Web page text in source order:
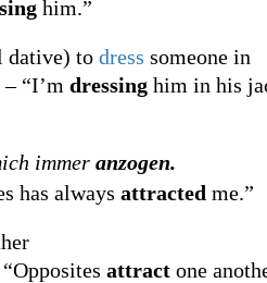
him.”
dative) to dress someone in
– “I’m dressing him in his
immer anzogen.
has always attracted me.”
attract one